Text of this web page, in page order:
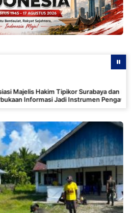
Tipikor Surabaya dan PKN,
Jadi Instrumen Pengawasan